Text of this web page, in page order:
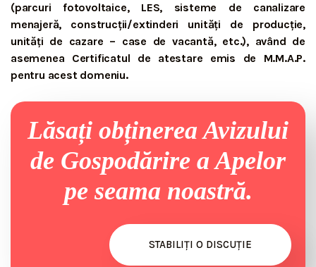
(parcuri fotovoltaice, LES, sisteme de canalizare
menajeră, construcții/extinderi unități de producție,
unități de cazare – case de vacantă, etc.), având de
asemenea Certificatul de atestare emis de M.M.A.P.
pentru acest domeniu.
Lăsați obținerea Avizului
de Gospodărire a Apelor
pe seama noastră.
STABILIȚI O DISCUȚIE